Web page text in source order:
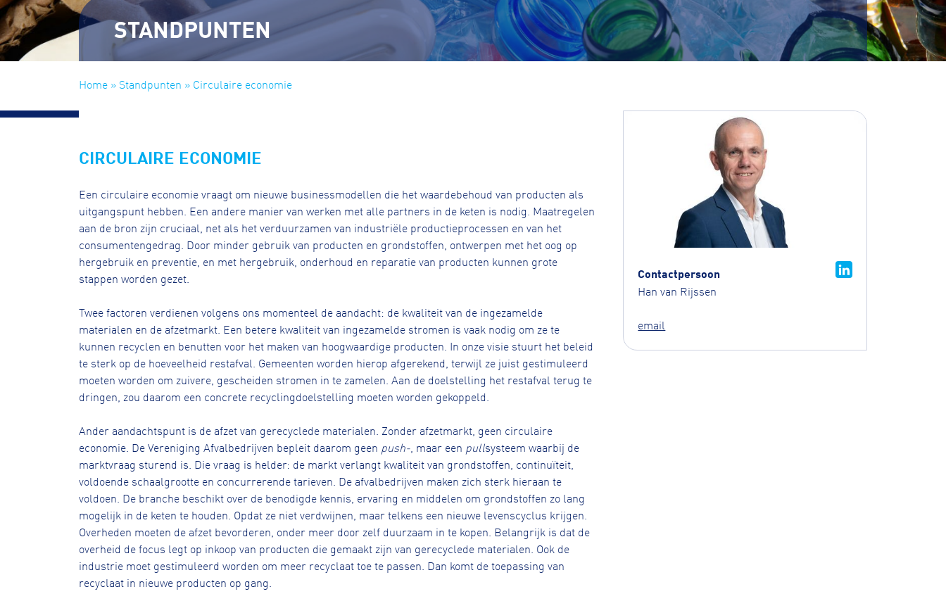
STANDPUNTEN
Home » Standpunten » Circulaire economie
CIRCULAIRE ECONOMIE
Een circulaire economie vraagt om nieuwe businessmodellen die het waardebehoud van producten als
uitgangspunt hebben. Een andere manier van werken met alle partners in de keten is nodig. Maatregelen
aan de bron zijn cruciaal, net als het verduurzamen van industriële productieprocessen en van het
consumentengedrag. Door minder gebruik van producten en grondstoffen, ontwerpen met het oog op
hergebruik en preventie, en met hergebruik, onderhoud en reparatie van producten kunnen grote
stappen worden gezet.
Twee factoren verdienen volgens ons momenteel de aandacht: de kwaliteit van de ingezamelde
materialen en de afzetmarkt. Een betere kwaliteit van ingezamelde stromen is vaak nodig om ze te
kunnen recyclen en benutten voor het maken van hoogwaardige producten. In onze visie stuurt het beleid
te sterk op de hoeveelheid restafval. Gemeenten worden hierop afgerekend, terwijl ze juist gestimuleerd
moeten worden om zuivere, gescheiden stromen in te zamelen. Aan de doelstelling het restafval terug te
dringen, zou daarom een concrete recyclingdoelstelling moeten worden gekoppeld.
Ander aandachtspunt is de afzet van gerecyclede materialen. Zonder afzetmarkt, geen circulaire
economie. De Vereniging Afvalbedrijven bepleit daarom geen push- , maar een pullsysteem waarbij de
marktvraag sturend is. Die vraag is helder: de markt verlangt kwaliteit van grondstoffen, continuïteit,
voldoende schaalgrootte en concurrerende tarieven. De afvalbedrijven maken zich sterk hieraan te
voldoen. De branche beschikt over de benodigde kennis, ervaring en middelen om grondstoffen zo lang
mogelijk in de keten te houden. Opdat ze niet verdwijnen, maar telkens een nieuwe levenscyclus krijgen.
Overheden moeten de afzet bevorderen, onder meer door zelf duurzaam in te kopen. Belangrijk is dat de
overheid de focus legt op inkoop van producten die gemaakt zijn van gerecyclede materialen. Ook de
industrie moet gestimuleerd worden om meer recyclaat toe te passen. Dan komt de toepassing van
recyclaat in nieuwe producten op gang.
Contactpersoon
Han van Rijssen
email